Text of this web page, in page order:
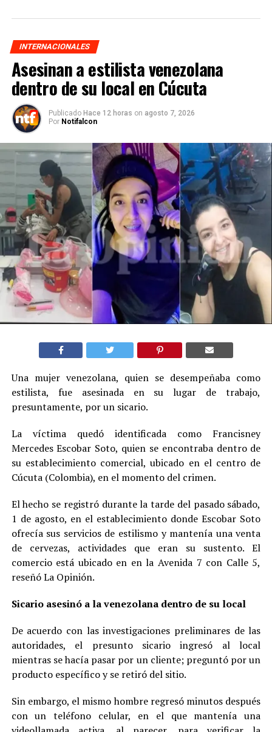
INTERNACIONALES
Asesinan a estilista venezolana
dentro de su local en Cúcuta
Publicado Hace 12 horas on agosto 7, 2026
Por Notifalcon
Una mujer venezolana, quien se desempeñaba como
estilista, fue asesinada en su lugar de trabajo,
presuntamente, por un sicario.
La víctima quedó identificada como Francisney
Mercedes Escobar Soto, quien se encontraba dentro de
su establecimiento comercial, ubicado en el centro de
Cúcuta (Colombia), en el momento del crimen.
El hecho se registró durante la tarde del pasado sábado,
1 de agosto, en el establecimiento donde Escobar Soto
ofrecía sus servicios de estilismo y mantenía una venta
de cervezas, actividades que eran su sustento. El
comercio está ubicado en en la Avenida 7 con Calle 5,
reseñó La Opinión.
Sicario asesinó a la venezolana dentro de su local
De acuerdo con las investigaciones preliminares de las
autoridades, el presunto sicario ingresó al local
mientras se hacía pasar por un cliente; preguntó por un
producto específico y se retiró del sitio.
Sin embargo, el mismo hombre regresó minutos después
con un teléfono celular, en el que mantenía una